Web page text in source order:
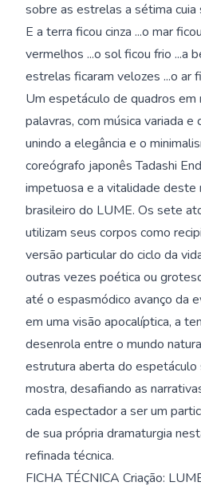
sobre as estrelas a sétima cuia
E a terra ficou cinza ...o mar
vermelhos ...o sol ficou frio ...a
estrelas ficaram velozes ...o ar
Um espetáculo de quadros em
palavras, com música variada e
unindo a elegância e o
coreógrafo japonês Tadashi
impetuosa e a vitalidade
brasileiro do LUME. Os sete
utilizam seus corpos como
versão particular do ciclo da
outras vezes poética ou
até o espasmódico avanço da
em uma visão apocalíptica, a
desenrola entre o mundo
estrutura aberta do espetáculo
mostra, desafiando as
cada espectador a ser um
de sua própria dramaturgia
refinada técnica.
FICHA TÉCNICA Criação: